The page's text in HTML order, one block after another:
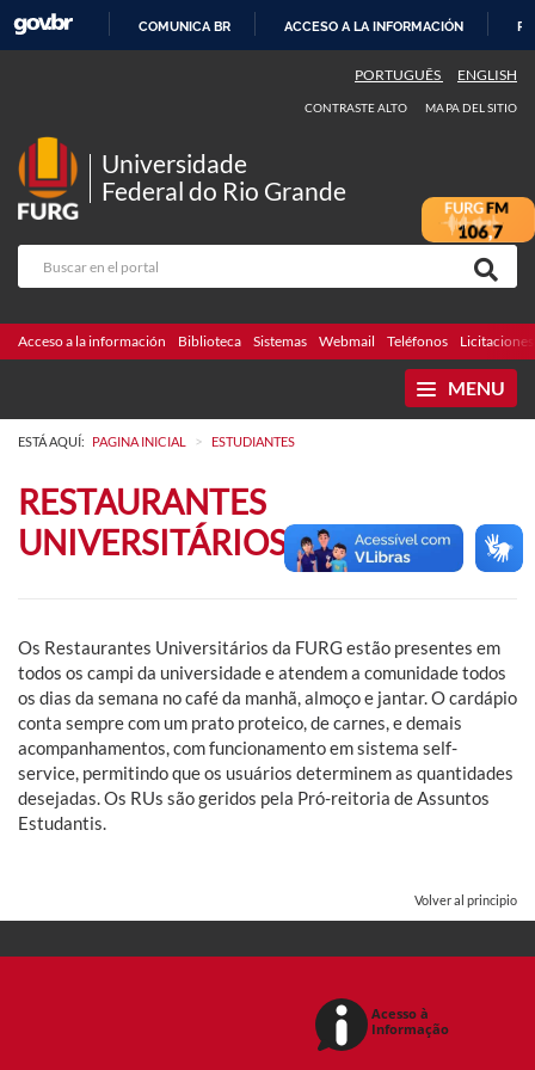
CONTENIDO
COMUNICA BR ACCESO A LA INFORMACIÓN
PORTUGUÊS ENGLISH
CONTRASTE ALTO MAPA DEL SITIO
Universidade
Federal do Rio Grande
Acceso a la información Biblioteca Sistemas Webmail Teléfonos Licitaciones
MENU
ESTÁ AQUÍ: PAGINA INICIAL > ESTUDIANTES
RESTAURANTES
UNIVERSITÁRIOS
Os Restaurantes Universitários da FURG estão presentes em
todos os campi da universidade e atendem a comunidade todos
os dias da semana no café da manhã, almoço e jantar. O cardápio
conta sempre com um prato proteico, de carnes, e demais
acompanhamentos, com funcionamento em sistema self-
service, permitindo que os usuários determinem as quantidades
desejadas. Os RUs são geridos pela Pró-reitoria de Assuntos
Estudantis.
Volver al principio